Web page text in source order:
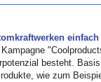
besteht.
wie zum